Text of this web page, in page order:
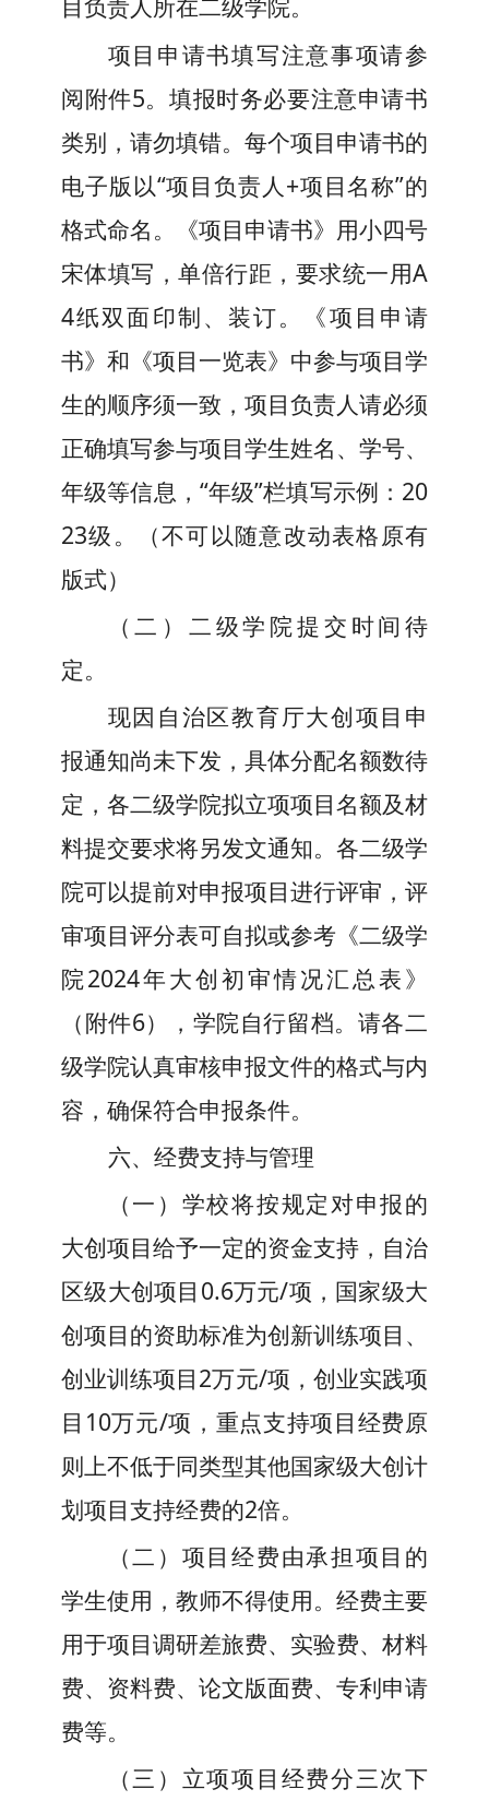
目负责人所在二级学院。
项目申请书填写注意事项请参
阅附件5。填报时务必要注意申请书
类别，请勿填错。 每个项目申请书的
电子版以“项目负责人+项目名称”的
格式命名。《项目申请书》用小四号
宋体填写，单倍行距，要求统一用A
4纸双面印制、装订。《项目申请
书》和《项目一览表》中参与项目学
生的顺序须一致，项目负责人请必须
正确填写参与项目学生姓名、学号、
年级等信息，“年级”栏填写示例：20
23级。 （不可以随意改动表格原有
版式）
（二 ） 二级学院提交时间待
定。
现因自治区教育厅大创项目申
报通知尚未下发，具体分配名额数待
定，各二级学院拟立项项目名额及材
料提交要求将另发文通知。各二级学
院可以提前对申报项目进行评审， 评
审项目评分表可自拟或参考《二级学
院2024年大创初审情况汇总表》
（附件6），学院自行留档。请各二
级学院认真审核申报文件的格式与内
容，确保符合申报条件。
六、 经费支持与管理
（一）学校将按规定对申报的
大创项目给予一定的资金支持 ， 自治
区级大创项目 0.6万元/项， 国家级大
创项目的资助标准为创新训练项目、
创业训练项目2万元/项，创业实践项
目10万元/项 ， 重点支持项目经费原
则上不低于同类型其他国家级大创计
划项目支持经费的2倍。
（二）项目经费由承担项目的
学生使用，教师不得使用。经费主要
用于项目调研差旅费、实验费、材料
费、资料费、论文版面费、专利申请
费等。
（三） 立项项目经费分三次下